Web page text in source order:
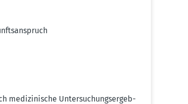
medizi­nische Unter­su­chungs­er­geb­